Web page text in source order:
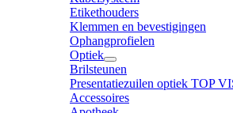
Etikethouders
Klemmen en bevestigingen
Ophangprofielen
Optiek
Brilsteunen
Presentatiezuilen optiek TOP
Accessoires